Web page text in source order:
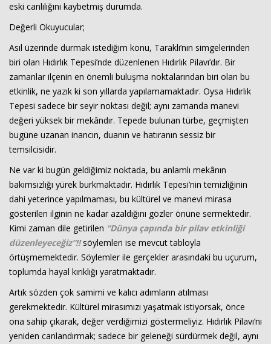
eski canlılığını kaybetmiş durumda.
Değerli Okuyucular;
Asıl üzerinde durmak istediğim konu, Taraklı’nın simgelerinden
biri olan Hıdırlık Tepesi’nde düzenlenen Hıdırlık Pilavı’dır. Bir
zamanlar ilçenin en önemli buluşma noktalarından biri olan bu
etkinlik, ne yazık ki son yıllarda yapılamamaktadır. Oysa Hıdırlık
Tepesi sadece bir seyir noktası değil; aynı zamanda manevi
değeri yüksek bir mekândır. Tepede bulunan türbe, geçmişten
bugüne uzanan inancın, duanın ve hatıranın sessiz bir
temsilcisidir.
Ne var ki bugün geldiğimiz noktada, bu anlamlı mekânın
bakımsızlığı yürek burkmaktadır. Hıdırlık Tepesi’nin temizliğinin
dahi yeterince yapılmaması, bu kültürel ve manevi mirasa
gösterilen ilginin ne kadar azaldığını gözler önüne sermektedir.
Kimi zaman dile getirilen “Dünya çapında bir pilav etkinliği
düzenleyeceğiz”!!söylemleri ise mevcut tabloyla
örtüşmemektedir. Söylemler ile gerçekler arasındaki bu uçurum,
toplumda hayal kırıklığı yaratmaktadır.
Artık sözden çok samimi ve kalıcı adımların atılması
gerekmektedir. Kültürel mirasımızı yaşatmak istiyorsak, önce
ona sahip çıkarak, değer verdiğimizi göstermeliyiz. Hıdırlık Pilavı’nı
yeniden canlandırmak; sadece bir geleneği sürdürmek değil, aynı